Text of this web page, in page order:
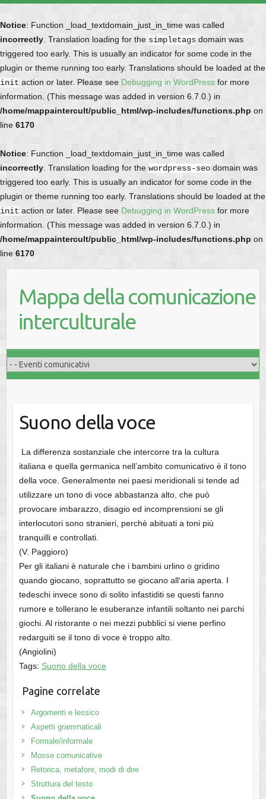
Notice: Function _load_textdomain_just_in_time was called
incorrectly . Translation loading for the simpletags domain was
triggered too early. This is usually an indicator for some code in the
plugin or theme running too early. Translations should be loaded at the
init action or later. Please see Debugging in WordPress for more
information. (This message was added in version 6.7.0.) in
/home/mappaintercult/public_html/wp-includes/functions.php on
line 6170
Notice: Function _load_textdomain_just_in_time was called
incorrectly . Translation loading for the wordpress-seo domain was
triggered too early. This is usually an indicator for some code in the
plugin or theme running too early. Translations should be loaded at the
init action or later. Please see Debugging in WordPress for more
information. (This message was added in version 6.7.0.) in
/home/mappaintercult/public_html/wp-includes/functions.php on
line 6170
Mappa della comunicazione
interculturale
Suono della voce
La differenza sostanziale che intercorre tra la cultura
italiana e quella germanica nell’ambito comunicativo è il tono
della voce. Generalmente nei paesi meridionali si tende ad
utilizzare un tono di voce abbastanza alto, che può
provocare imbarazzo, disagio ed incomprensioni se gli
interlocutori sono stranieri, perchè abituati a toni più
tranquilli e controllati.
(V. Paggioro)
Per gli italiani è naturale che i bambini urlino o gridino
quando giocano, soprattutto se giocano all‘aria aperta. I
tedeschi invece sono di solito infastiditi se questi fanno
rumore e tollerano le esuberanze infantili soltanto nei parchi
giochi. Al ristorante o nei mezzi pubblici si viene perfino
redarguiti se il tono di voce è troppo alto.
(Angiolini)
Tags: Suono della voce
Pagine correlate
Argomenti e lessico
Aspetti grammaticali
Formale/informale
Mosse comunicative
Retorica, metafore, modi di dire
Struttura del testo